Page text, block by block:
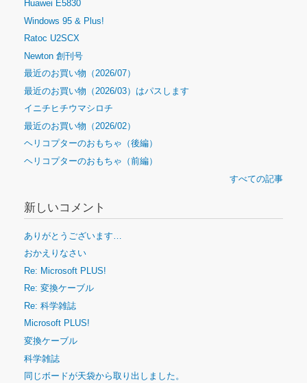
Huawei E5830
Windows 95 & Plus!
Ratoc U2SCX
Newton 創刊号
最近のお買い物（2026/07）
最近のお買い物（2026/03）はパスします
イニチヒチウマシロチ
最近のお買い物（2026/02）
ヘリコプターのおもちゃ（後編）
ヘリコプターのおもちゃ（前編）
すべての記事
新しいコメント
ありがとうございます…
おかえりなさい
Re: Microsoft PLUS!
Re: 変換ケーブル
Re: 科学雑誌
Microsoft PLUS!
変換ケーブル
科学雑誌
同じボードが天袋から取り出しました。